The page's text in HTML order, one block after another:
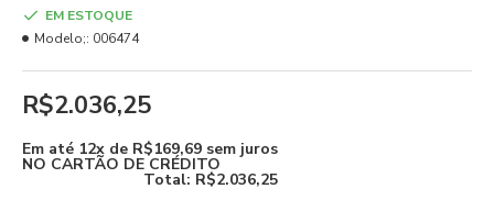
R$2.036,25
Em até 12x de R$169,69 sem juros
NO CARTÃO DE CRÉDITO
Total: R$2.036,25
EM ESTOQUE
Modelo;: 006474